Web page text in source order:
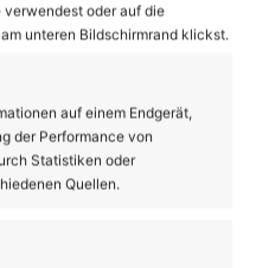
oder auf die
unteren Bildschirmrand klickst.
auf einem Endgerät,
der Performance von
Statistiken oder
Quellen.
Tür an den
Lobetal